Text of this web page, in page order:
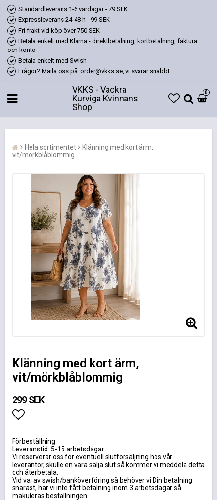
Standardleverans 1-6 vardagar - 79 SEK
Expressleverans 24-48 h - 99 SEK
Fri frakt vid köp över 750 SEK
Betala enkelt med Klarna - direktbetalning, kortbetalning, faktura
och konto
Betala enkelt med Swish
Frågor? Maila oss på: order@vkks.se, vi svarar snabbt!
VKKS - Vackra
Kurviga Kvinnans
Shop
0
Hela sortimentet
Klänning med kort ärm,
vit/mörkblåblommig
Klänning med kort ärm,
vit/mörkblåblommig
299 SEK
Förbeställning
Leveranstid: 5-15 arbetsdagar
Vi reserverar oss för eventuell slutförsäljning hos vår
leverantör, skulle en vara sälja slut så kommer vi meddela detta
och återbetala.
Vid val av swish/banköverföring så behöver vi Din betalning
snarast, har vi inte fått betalning inom 3 arbetsdagar så
makuleras beställningen.